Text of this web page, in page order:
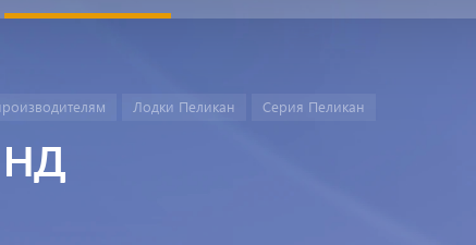
Лодки Пеликан Серия Пеликан
НД